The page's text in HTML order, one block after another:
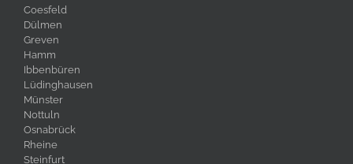
Coesfeld
Dülmen
Greven
Hamm
Ibbenbüren
Lüdinghausen
Münster
Nottuln
Osnabrück
Rheine
Steinfurt